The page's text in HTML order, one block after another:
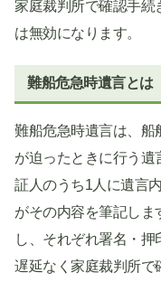
家庭裁判所で確認手続
は無効になります。
難船危急時遺言とは
難船危急時遺言は、船
が迫ったときに行う遺
証人のうち1人に遺言
がその内容を筆記しま
し、それぞれ署名・押
遅延なく家庭裁判所で